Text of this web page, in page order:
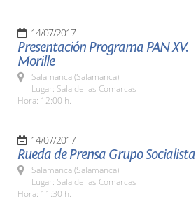
14/07/2017
Presentación Programa PAN XV.
Morille
Salamanca (Salamanca)
Lugar: Sala de las Comarcas
Hora: 12:00 h.
14/07/2017
Rueda de Prensa Grupo Socialista
Salamanca (Salamanca)
Lugar: Sala de las Comarcas
Hora: 11:30 h.